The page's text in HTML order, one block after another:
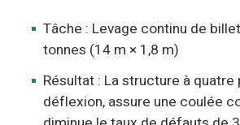
Tâche : Levage continu de
tonnes (14 m × 1,8 m)
Résultat : La structure à
déflexion, assure une coulée